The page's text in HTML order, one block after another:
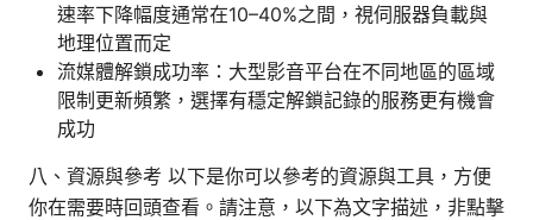
速率下降幅度通常在10–40%之間，視伺服器負載與
地理位置而定
流媒體解鎖成功率：大型影音平台在不同地區的區域
限制更新頻繁，選擇有穩定解鎖記錄的服務更有機會
成功
八、資源與參考 以下是你可以參考的資源與工具，方便
你在需要時回頭查看。請注意，以下為文字描述，非點擊